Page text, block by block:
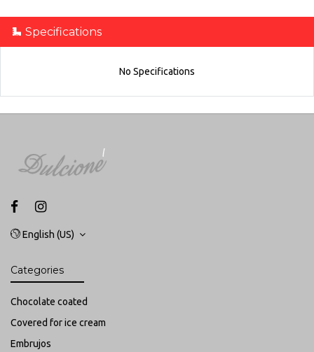
Specifications
No Specifications
English (US)
Categories
Chocolate coated
Covered for ice cream
Embrujos